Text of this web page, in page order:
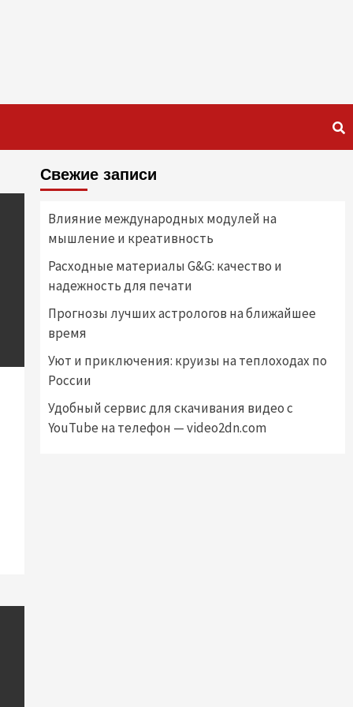
Свежие записи
Влияние международных модулей на
мышление и креативность
Расходные материалы G&G: качество и
надежность для печати
Прогнозы лучших астрологов на ближайшее
время
Уют и приключения: круизы на теплоходах по
России
Удобный сервис для скачивания видео с
YouTube на телефон — video2dn.com